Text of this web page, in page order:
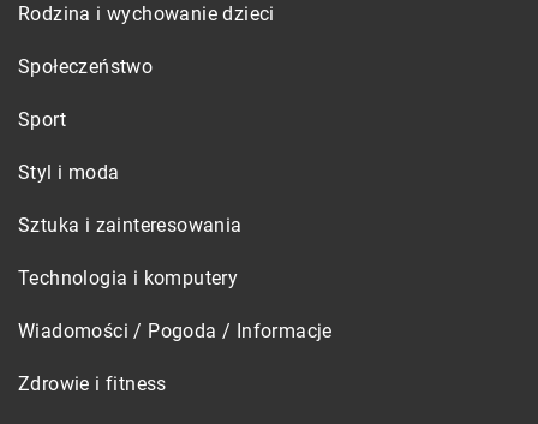
Rodzina i wychowanie dzieci
Społeczeństwo
Sport
Styl i moda
Sztuka i zainteresowania
Technologia i komputery
Wiadomości / Pogoda / Informacje
Zdrowie i fitness